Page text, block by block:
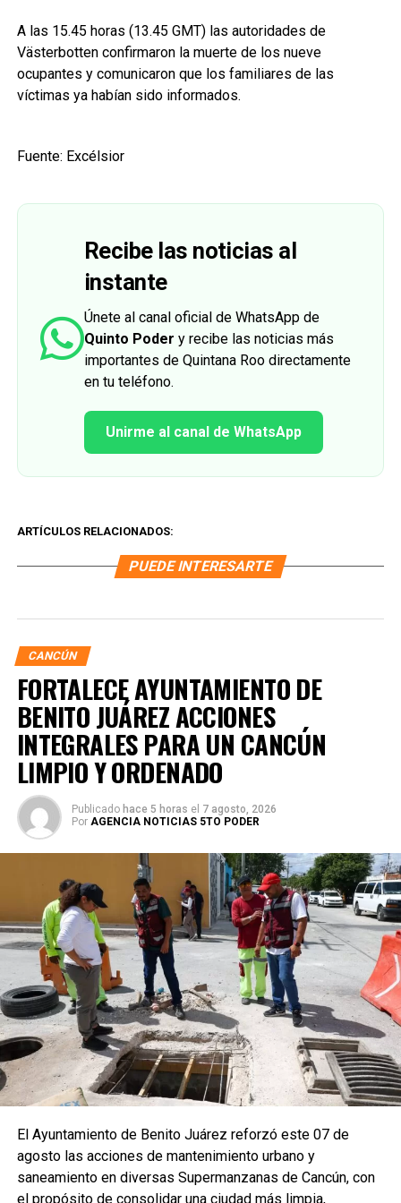
A las 15.45 horas (13.45 GMT) las autoridades de
Västerbotten confirmaron la muerte de los nueve
ocupantes y comunicaron que los familiares de las
víctimas ya habían sido informados.
Fuente: Excélsior
Recibe las noticias al
instante
Únete al canal oficial de WhatsApp de
Quinto Poder y recibe las noticias más
importantes de Quintana Roo directamente
en tu teléfono.
Unirme al canal de WhatsApp
ARTÍCULOS RELACIONADOS:
PUEDE INTERESARTE
CANCÚN
FORTALECE AYUNTAMIENTO DE
BENITO JUÁREZ ACCIONES
INTEGRALES PARA UN CANCÚN
LIMPIO Y ORDENADO
Publicado hace 5 horas el 7 agosto, 2026
Por AGENCIA NOTICIAS 5TO PODER
El Ayuntamiento de Benito Juárez reforzó este 07 de
agosto las acciones de mantenimiento urbano y
saneamiento en diversas Supermanzanas de Cancún, con
el propósito de consolidar una ciudad más limpia,